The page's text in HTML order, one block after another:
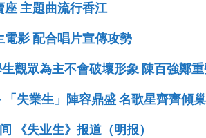
主題曲流行香江
影 配合唱片宣傳攻勢
觀眾為主不會破壞形象 陳百強鄭
「失業生」陣容鼎盛 名歌星齊齊傾
《失业生》报道（明报）